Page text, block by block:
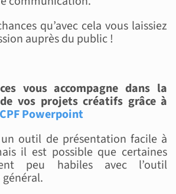
qu’avec cela vous laissiez
auprès du public !
vous accompagne dans la
vos projets créatifs grâce à
Powerpoint
outil de présentation facile à
il est possible que certaines
peu habiles avec l’outil